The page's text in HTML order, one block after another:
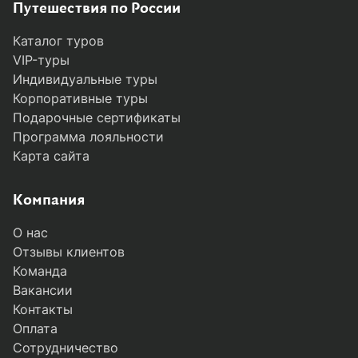
Путешествия по России
Каталог туров
VIP-туры
Индивидуальные туры
Корпоративные туры
Подарочные сертификаты
Программа лояльности
Карта сайта
Компания
О нас
Отзывы клиентов
Команда
Вакансии
Контакты
Оплата
Сотрудничество